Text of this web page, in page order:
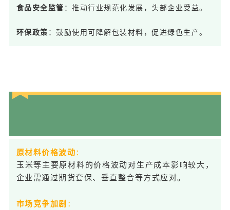
食品安全监管 ：推动行业规范化发展，头部企业受益。
环保政策 ：鼓励使用可降解包装材料，促进绿色生产。
原材料价格波动：
玉米等主要原材料的价格波动对生产成本影响较大，
企业需通过期货套保、垂直整合等方式应对。
市场竞争加剧 ：